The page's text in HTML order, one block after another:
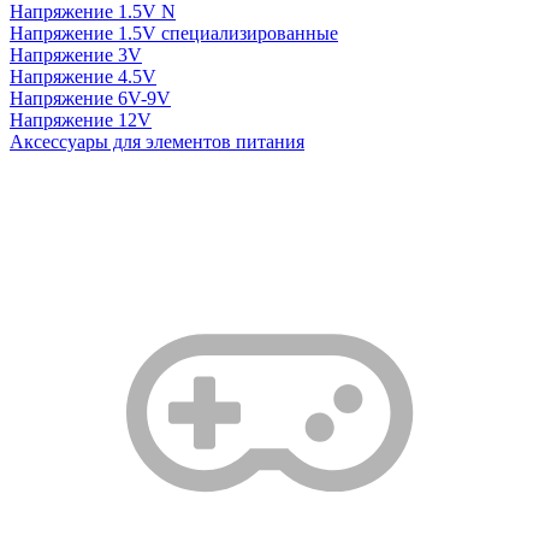
Напряжение 1.5V N
Напряжение 1.5V специализированные
Напряжение 3V
Напряжение 4.5V
Напряжение 6V-9V
Напряжение 12V
Аксессуары для элементов питания